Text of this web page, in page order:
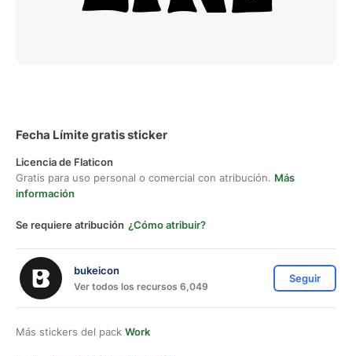
Fecha Límite gratis sticker
Licencia de Flaticon
Gratis para uso personal o comercial con atribución. Más
información
Se requiere atribución ¿Cómo atribuir?
bukeicon
Ver todos los recursos 6,049
Seguir
Más stickers del pack Work